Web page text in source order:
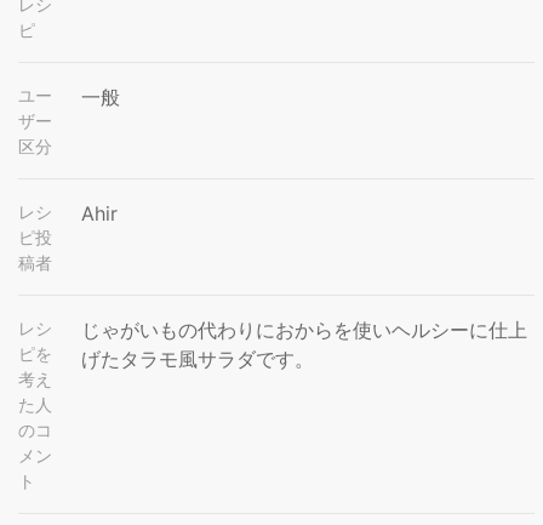
レシ
ピ
ユー
ザー
区分
一般
レシ
ピ投
稿者
Ahir
レシ
ピを
考え
た人
のコ
メン
ト
じゃがいもの代わりにおからを使いヘルシーに仕上
げたタラモ風サラダです。